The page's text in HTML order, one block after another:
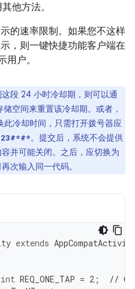
他方法。
的速率限制。如果您不这样
，则一键快捷功能客户端在
户。
段 24 小时冷却期，则可以通
空间来重置该冷却期。或者，
冷却时间，只需打开拨号器应
。提交后，系统不会提供
并可能关闭。之后，应切换为
次输入同一代码。
extends
int REQ_ONE_TAP = 2 ;
//